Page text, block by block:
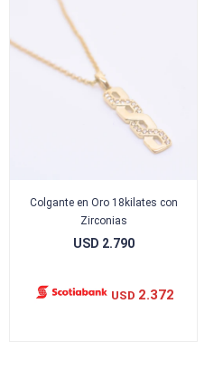
Colgante en Oro 18kilates con
Zirconias
USD 2.790
USD 2.372